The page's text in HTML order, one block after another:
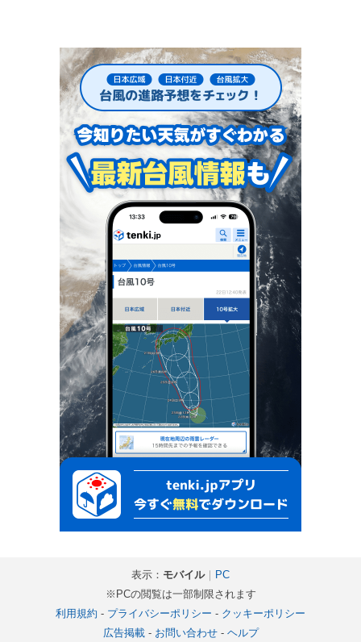
表示： モバイル｜ PC
※PCの閲覧は一部制限されます
利用規約 - プライバシーポリシー - クッキーポリシー
広告掲載- お問い合わせ- ヘルプ